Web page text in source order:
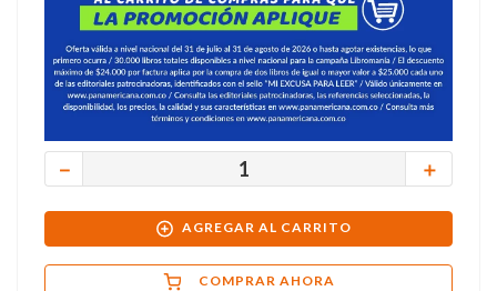
＋
－
AGREGAR AL CARRITO
COMPRAR AHORA